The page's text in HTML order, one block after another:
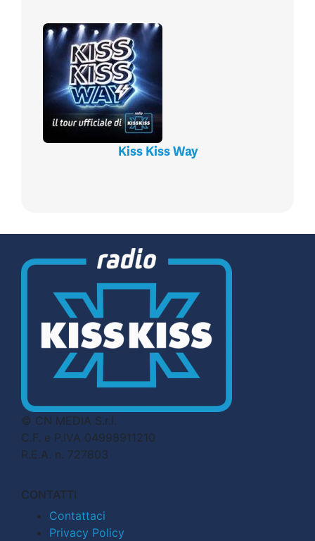
Kiss Kiss Way
© CN MEDIA S.r.l.
C.F. e P.IVA 04998911210
R.E.A. n. 727803
CONTATTI
Contattaci
Privacy Policy